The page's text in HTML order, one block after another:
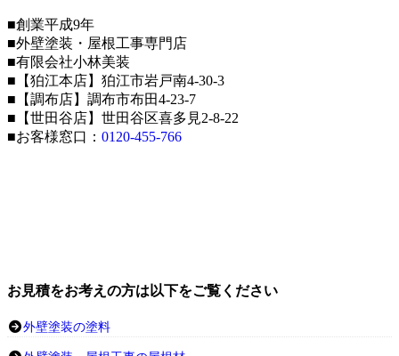
■創業平成9年
■外壁塗装・屋根工事専門店
■有限会社小林美装
■【狛江本店】狛江市岩戸南4-30-3
■【調布店】調布市布田4-23-7
■【世田谷店】世田谷区喜多見2-8-22
■お客様窓口： 0120-455-766
お見積をお考えの方は以下をご覧ください
外壁塗装の塗料